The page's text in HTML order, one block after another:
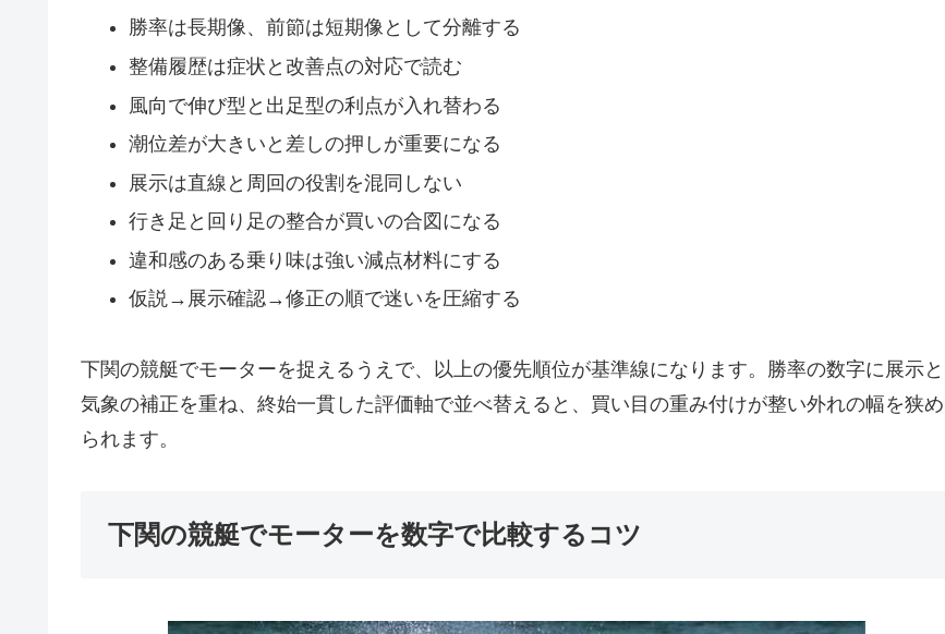
勝率は長期像、前節は短期像として分離する
整備履歴は症状と改善点の対応で読む
風向で伸び型と出足型の利点が入れ替わる
潮位差が大きいと差しの押しが重要になる
展示は直線と周回の役割を混同しない
行き足と回り足の整合が買いの合図になる
違和感のある乗り味は強い減点材料にする
仮説→展示確認→修正の順で迷いを圧縮する
下関の競艇でモーターを捉えるうえで、以上の優先順位が基準線になります。勝率の数字に展示と
気象の補正を重ね、終始一貫した評価軸で並べ替えると、買い目の重み付けが整い外れの幅を狭め
られます。
下関の競艇でモーターを数字で比較するコツ